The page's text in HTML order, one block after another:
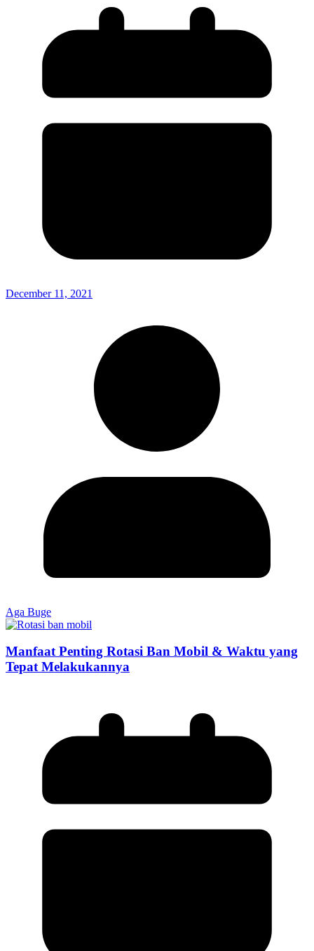
December 11, 2021
Aga Buge
Manfaat Penting Rotasi Ban Mobil & Waktu yang
Tepat Melakukannya